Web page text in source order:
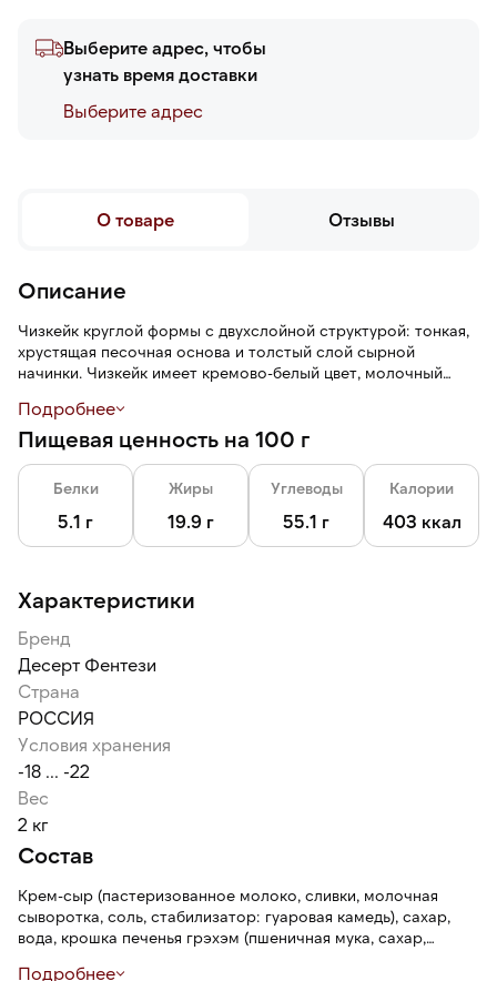
Выберите адрес, чтобы
узнать время доставки
Выберите адреc
О товаре Отзывы
Описание
Чизкейк круглой формы с двухслойной структурой: тонкая,
хрустящая песочная основа и толстый слой сырной
начинки. Чизкейк имеет кремово-белый цвет, молочный
насыщенный сливочный вкус с маслянистыми и
карамельными нотами.
Подробнее
Пищевая ценность на 100 г
Белки
5.1 г
Жиры
19.9 г
Углеводы
55.1 г
Калории
403 ккал
Характеристики
Бренд
Десерт Фентези
Страна
РОССИЯ
Условия хранения
-18 ... -22
Вес
2 кг
Состав
Крем-сыр (пастеризованное молоко, сливки, молочная
сыворотка, соль, стабилизатор: гуаровая камедь), сахар,
вода, крошка печенья грэхэм (пшеничная мука, сахар,
Подробнее